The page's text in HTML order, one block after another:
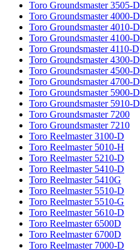
Toro Groundsmaster 3505-D
Toro Groundsmaster 4000-D
Toro Groundsmaster 4010-D
Toro Groundsmaster 4100-D
Toro Groundsmaster 4110-D
Toro Groundsmaster 4300-D
Toro Groundsmaster 4500-D
Toro Groundsmaster 4700-D
Toro Groundsmaster 5900-D
Toro Groundsmaster 5910-D
Toro Groundsmaster 7200
Toro Groundsmaster 7210
Toro Reelmaster 3100-D
Toro Reelmaster 5010-H
Toro Reelmaster 5210-D
Toro Reelmaster 5410-D
Toro Reelmaster 5410G
Toro Reelmaster 5510-D
Toro Reelmaster 5510-G
Toro Reelmaster 5610-D
Toro Reelmaster 6500D
Toro Reelmaster 6700D
Toro Reelmaster 7000-D